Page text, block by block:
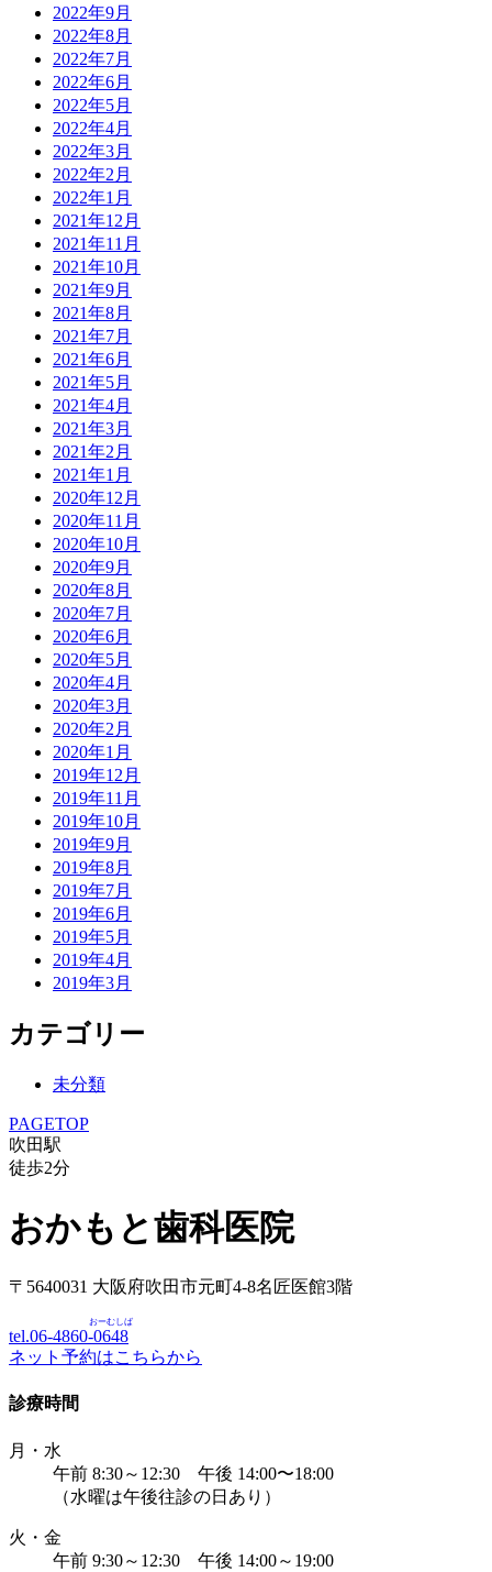
2022年9月
2022年8月
2022年7月
2022年6月
2022年5月
2022年4月
2022年3月
2022年2月
2022年1月
2021年12月
2021年11月
2021年10月
2021年9月
2021年8月
2021年7月
2021年6月
2021年5月
2021年4月
2021年3月
2021年2月
2021年1月
2020年12月
2020年11月
2020年10月
2020年9月
2020年8月
2020年7月
2020年6月
2020年5月
2020年4月
2020年3月
2020年2月
2020年1月
2019年12月
2019年11月
2019年10月
2019年9月
2019年8月
2019年7月
2019年6月
2019年5月
2019年4月
2019年3月
カテゴリー
未分類
PAGETOP
吹田駅
徒歩2分
おかもと歯科医院
〒5640031 大阪府吹田市元町4-8名匠医館3階
tel.06-4860-0648
おーむしば
ネット予約はこちらから
診療時間
月・水
午前 8:30～12:30 午後 14:00〜18:00
（水曜は午後往診の日あり）
火・金
午前 9:30～12:30 午後 14:00～19:00